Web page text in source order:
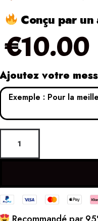
Conçu par
€10.00
Ajoutez votre